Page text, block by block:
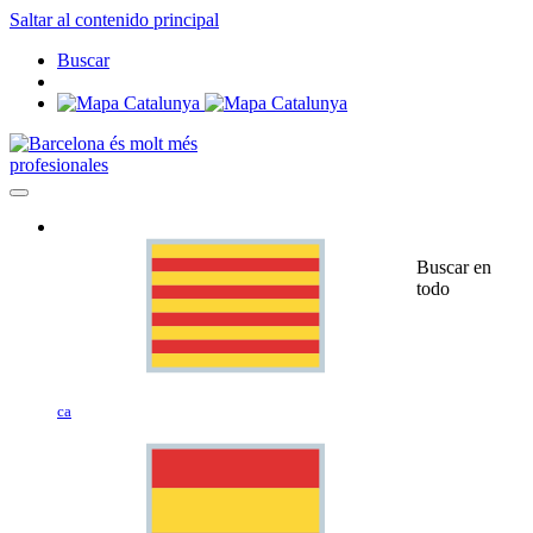
Saltar al contenido principal
Buscar
profesionales
ca
Buscar en
todo